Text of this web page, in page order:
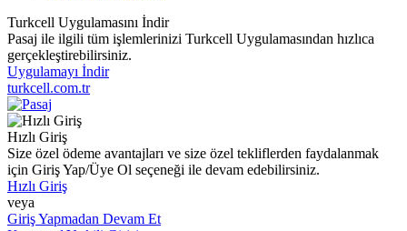
Turkcell Uygulamasını İndir
Pasaj ile ilgili tüm işlemlerinizi Turkcell Uygulamasından hızlıca
gerçekleştirebilirsiniz.
Uygulamayı İndir
turkcell.com.tr
Hızlı Giriş
Size özel ödeme avantajları ve size özel tekliflerden faydalanmak
için Giriş Yap/Üye Ol seçeneği ile devam edebilirsiniz.
Hızlı Giriş
veya
Giriş Yapmadan Devam Et